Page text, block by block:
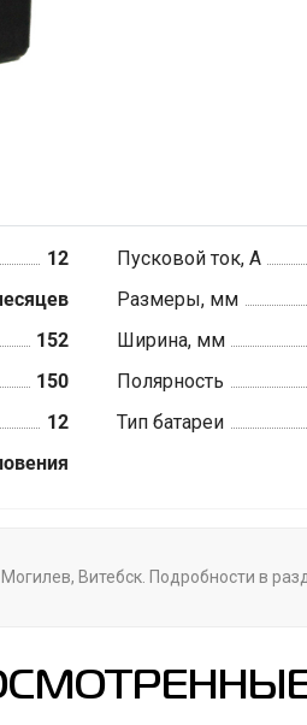
12 Пусковой ток, А
Размеры, мм
152 Ширина, мм
150 Полярность
12 Тип батареи
Витебск. Подробности в